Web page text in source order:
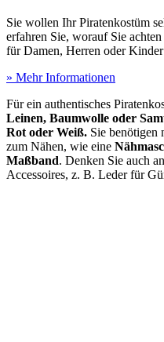
Sie wollen Ihr Piratenkostüm
erfahren Sie, worauf Sie
für Damen, Herren oder
» Mehr Informationen
Für ein authentisches
Leinen, Baumwolle oder
Rot oder Weiß. Sie benötigen
zum Nähen, wie eine
Maßband. Denken Sie auch
Accessoires, z. B. Leder für